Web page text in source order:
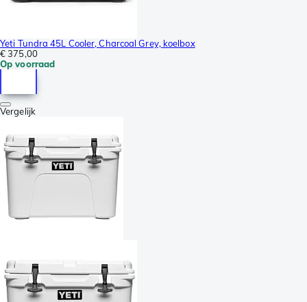
Yeti Tundra 45L Cooler, Charcoal Grey, koelbox
€ 375,00
Op voorraad
Vergelijk